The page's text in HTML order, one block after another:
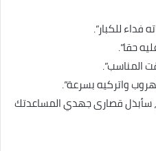
فداء للكبار”.
حقا”.
المناسب”.
واتركيه بسرعة”.
سأبذل قصارى جهدي المساعدتك